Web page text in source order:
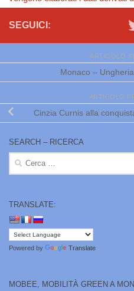
SEGUICI:
ARTICOLO
Monaco –
ARTICOLO
Cinzia Curnis alla
SEARCH – RICERCA
Ricerca
TRANSLATE:
Powered by Translate
MOBEE, MOBILITÀ GREEN A